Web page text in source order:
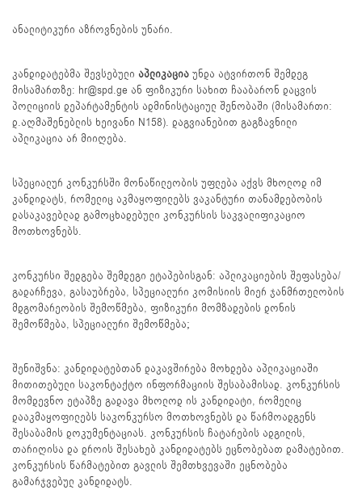
ანალიტიკური აზროვნების უნარი.
კანდიდატებმა შევსებული აპლიკაცია უნდა ატვირთონ შემდეგ
მისამართზე: hr@spd.ge ან ფიზიკური სახით ჩააბარონ დაცვის
პოლიციის დეპარტამენტის ადმინისტაციულ შენობაში (მისამართი:
დ.აღმაშენებლის ხეივანი N158). დაგვიანებით გაგზავნილი
აპლიკაცია არ მიიღება.
სპეციალურ კონკურსში მონაწილეობის უფლება აქვს მხოლოდ იმ
კანდიდატს, რომელიც აკმაყოფილებს ვაკანტური თანამდებობის
დასაკავებლად გამოცხადებული კონკურსის საკვალიფიკაციო
მოთხოვნებს.
კონკურსი შედგება შემდეგი ეტაპებისგან: აპლიკაციების შეფასება/
გადარჩევა, გასაუბრება, სპეციალური კომისიის მიერ ჯანმრთელობის
მდგომარეობის შემოწმება, ფიზიკური მომზადების დონის
შემოწმება, სპეციალური შემოწმება;
შენიშვნა: კანდიდატებთან დაკავშირება მოხდება აპლიკაციაში
მითითებული საკონტაქტო ინფორმაციის შესაბამისად. კონკურსის
მომდევნო ეტაპზე გადავა მხოლოდ ის კანდიდატი, რომელიც
დააკმაყოფილებს საკონკურსო მოთხოვნებს და წარმოადგენს
შესაბამის დოკუმენტაციას. კონკურსის ჩატარების ადგილის,
თარიღისა და დროის შესახებ კანდიდატებს ეცნობებათ დამატებით.
კონკურსის წარმატებით გავლის შემთხვევაში ეცნობება
გამარჯვებულ კანდიდატს.